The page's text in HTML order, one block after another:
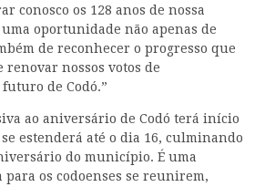
conosco os 128 anos de nossa
oportunidade não apenas de
de reconhecer o progresso que
renovar nossos votos de
de Codó.”
ao aniversário de Codó terá início
estenderá até o dia 16, culminando
do município. É uma
os codoenses se reunirem,